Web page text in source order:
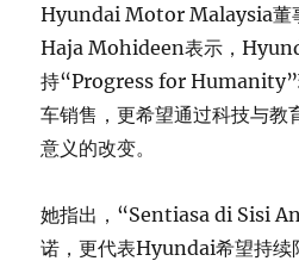
Hyundai Motor Malaysia董
Haja Mohideen表示，
持“Progress for Humanity”
车销售，更希望通过科技与教
意义的改变。
她指出，“Sentiasa di Sisi
诺，更代表Hyundai希望持续